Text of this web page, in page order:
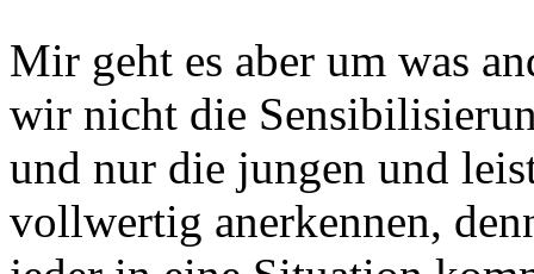
Mir geht es aber um was
wir nicht die
und nur die jungen und
vollwertig anerkennen,